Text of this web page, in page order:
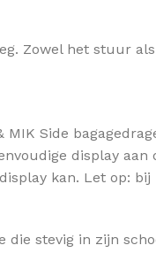
Zowel het stuur
Side
display
kan. Let op:
die stevig in zijn